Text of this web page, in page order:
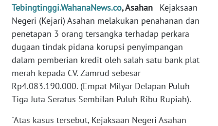
Tebingtinggi.WahanaNews.co, Asahan - Kejaksaan
Negeri (Kejari) Asahan melakukan penahanan dan
penetapan 3 orang tersangka terhadap perkara
dugaan tindak pidana korupsi penyimpangan
dalam pemberian kredit oleh salah satu bank plat
merah kepada CV. Zamrud sebesar
Rp4.083.190.000. (Empat Milyar Delapan Puluh
Tiga Juta Seratus Sembilan Puluh Ribu Rupiah).
"Atas kasus tersebut, Kejaksaan Negeri Asahan
Wahana
News
Regional
WN
SUMUT
WN
JAKARTA